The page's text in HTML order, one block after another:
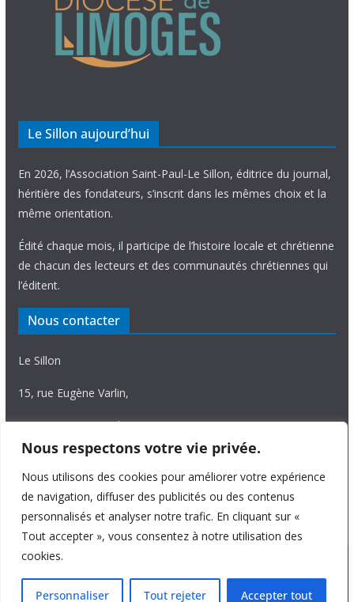
Nous respectons votre vie privée.
Nous utilisons des cookies pour améliorer votre expérience
de navigation, diffuser des publicités ou des contenus
personnalisés et analyser notre trafic. En cliquant sur «
Tout accepter », vous consentez à notre utilisation des
cookies.
Personnaliser Tout rejeter Accepter tout
Le Sillon aujourd’hui
En 2026, l’Association Saint-Paul-Le Sillon, éditrice du journal,
héritière des fondateurs, s’inscrit dans les mêmes choix et la
même orientation.
Édité chaque mois, il participe de l’histoire locale et chrétienne
de chacun des lecteurs et des communautés chrétiennes qui
l’éditent.
Nous contacter
Le Sillon
15, rue Eugène Varlin,
87036 Limoges Cedex.
Tél. 05 55 06 14 15
Nous écrire
Copyright © 2026 Le Sillon
. All rights reserved.